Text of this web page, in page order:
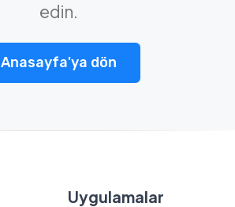
edin.
Anasayfa'ya dön
Uygulamalar